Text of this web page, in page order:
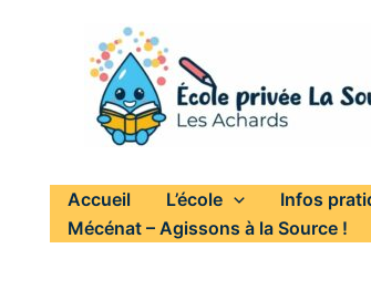
Accueil L’école Infos
Mécénat – Agissons à la Source !